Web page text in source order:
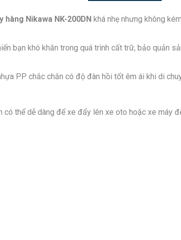
hàng Nikawa NK-200DN khá nhẹ nhưng không
bạn khó khăn trong quá trình cất trữ, bảo quản
PP chắc chắn có độ đàn hồi tốt êm ái khi di
thể dễ dàng để xe đẩy lên xe oto hoặc xe máy